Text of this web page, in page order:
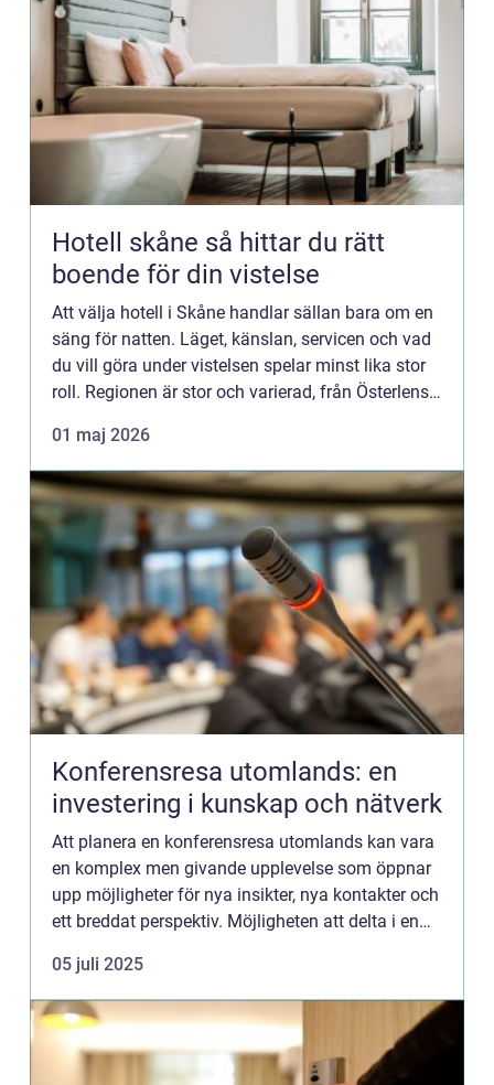
Hotell skåne så hittar du rätt
boende för din vistelse
Att välja hotell i Skåne handlar sällan bara om en
säng för natten. Läget, känslan, servicen och vad
du vill göra under vistelsen spelar minst lika stor
roll. Regionen är stor och varierad, från Österlens
01 maj 2026
Konferensresa utomlands: en
investering i kunskap och nätverk
Att planera en konferensresa utomlands kan vara
en komplex men givande upplevelse som öppnar
upp möjligheter för nya insikter, nya kontakter och
ett breddat perspektiv. Möjligheten att delta i en
05 juli 2025